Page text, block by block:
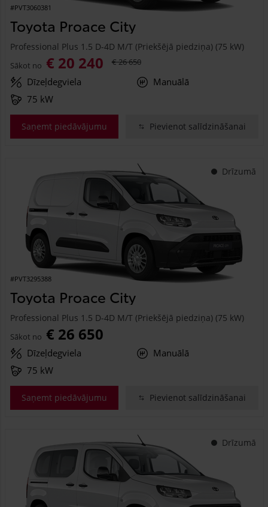
#PVT3060381
Toyota Proace City
Professional Plus 1.5 D-4D M/T (Priekšējā piedziņa) (75 kW)
Sākot no € 20 240 € 26 650
Dīzeļdegviela
Manuālā
75 kW
Saņemt piedāvājumu Pievienot salīdzināšanai
Drīzumā
#PVT3295388
Toyota Proace City
Professional Plus 1.5 D-4D M/T (Priekšējā piedziņa) (75 kW)
Sākot no € 26 650
Dīzeļdegviela
Manuālā
75 kW
Saņemt piedāvājumu Pievienot salīdzināšanai
Drīzumā